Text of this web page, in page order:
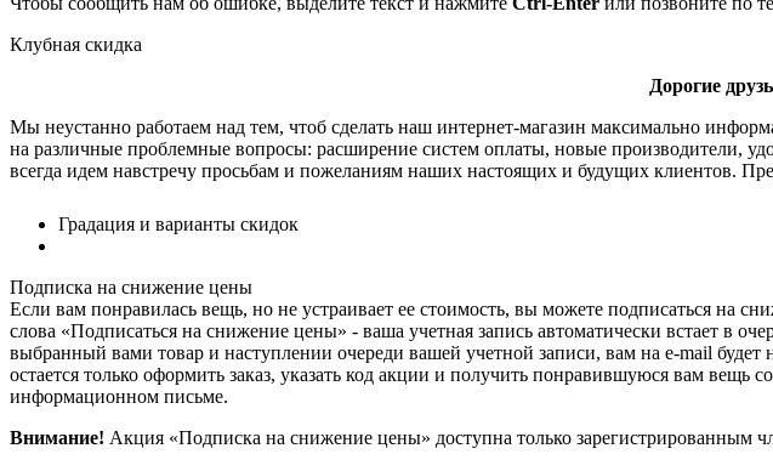
Клубная скидка
Дорогие
Мы неустанно работаем над тем, чтоб сделать наш интернет-магазин максимально
на различные проблемные вопросы: расширение систем оплаты, новые производители,
всегда идем навстречу просьбам и пожеланиям наших настоящих и будущих клиентов.
Градация и варианты скидок
Подписка на снижение цены
Если вам понравилась вещь, но не устраивает ее стоимость, вы можете подписаться на
слова «Подписаться на снижение цены» - ваша учетная запись автоматически встает в
выбранный вами товар и наступлении очереди вашей учетной записи, вам на e-mail
остается только оформить заказ, указать код акции и получить понравившуюся вам вещь
информационном письме.
Внимание! Акция «Подписка на снижение цены» доступна только зарегистрированным